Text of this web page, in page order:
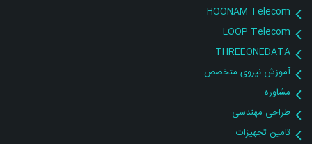
HOONAM Telecom
LOOP Telecom
THREEONEDATA
آموزش نیروی متخصص
مشاوره
طراحی مهندسی
تامین تجهیزات